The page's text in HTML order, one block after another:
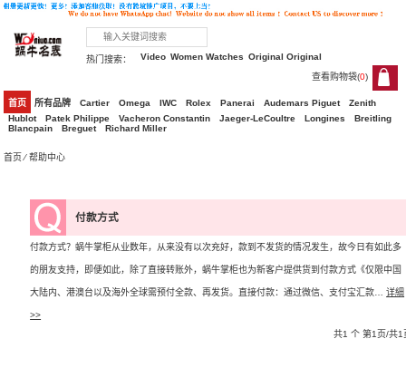
热门搜索： Original Original
Women Watches
Video
查看购物袋(0)
0
首页 所有品牌 Cartier Omega IWC Rolex Panerai Audemars Piguet
Zenith
Hublot
Patek Philippe Vacheron Constantin Jaeger-LeCoultre Longines
Breitling
Blancpain
Breguet Richard Miller
首页⁄ 帮助中心
付款方式
付款方式？蜗牛掌柜从业数年，从来没有以次充好，款到不发货的情况发生，故今日有如此多
的朋友支持，即便如此，除了直接转账外，蜗牛掌柜也为新客户提供货到付款方式《仅限中国
大陆内、港澳台以及海外全球需预付全款、再发货。直接付款：通过微信、支付宝汇款… 详細
>>
共1 个 第1页/共1